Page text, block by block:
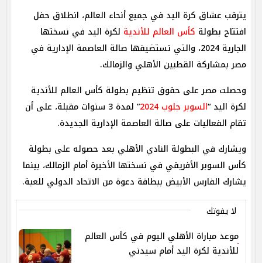
يترقب عشاق كرة اليد في جميع أنحاء العالم، انطلاق حفل
افتتاح بطولة كأس العالم للأندية لكرة اليد في نسختها
الجارية 2024، والتي تستضيفها صالة العاصمة الإدارية في
مصر بمشاركة القطبين الأهلي والزمالك.
وحصلت مصر على حقوق تنظيم بطولة كأس العالم للأندية
لكرة اليد “السوبر جلوب 2024
” لمدة 3 سنوات مقبلة، على أن
تقام الفعاليات على صالة العاصمة الإدارية الجديدة.
ويشارك في البطولة النادي الأهلي بعد حصوله على بطولة
كأس السوبر الأفريقي في نسختها الأخيرة أمام الزمالك، بينما
يشارك الفارس الأبيض ببطاقة دعوة من الاتحاد الدولي للعبة.
لا يفوتك
موعد مباراة الأهلي اليوم في كأس العالم
للأندية لكرة اليد أمام سيدني